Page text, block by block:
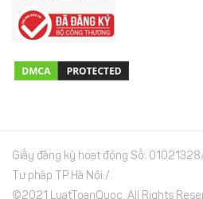
Giấy đăng ký hoạt động Số:
Tư pháp TP Hà Nội./.
©2021 LuatToanQuoc. All Rights